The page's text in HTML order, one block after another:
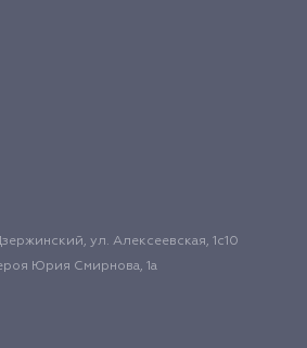
ул. Алексеевская, 1с10
Юрия Смирнова, 1а